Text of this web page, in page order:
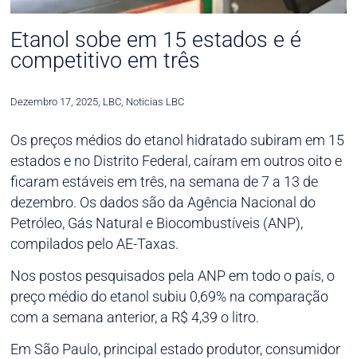
Etanol sobe em 15 estados e é
competitivo em três
Dezembro 17, 2025, LBC, Noticias LBC
Os preços médios do etanol hidratado subiram em 15
estados e no Distrito Federal, caíram em outros oito e
ficaram estáveis em três, na semana de 7 a 13 de
dezembro. Os dados são da Agência Nacional do
Petróleo, Gás Natural e Biocombustíveis (ANP),
compilados pelo AE-Taxas.
Nos postos pesquisados pela ANP em todo o país, o
preço médio do etanol subiu 0,69% na comparação
com a semana anterior, a R$ 4,39 o litro.
Em São Paulo, principal estado produtor, consumidor